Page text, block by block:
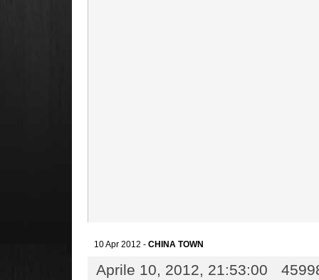
10 Apr 2012 - CHINA TOWN
Aprile 10, 2012, 21:53:00